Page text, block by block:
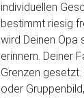
individuellen
bestimmt riesig
wird Deinen Opa
erinnern. Deiner
Grenzen
oder